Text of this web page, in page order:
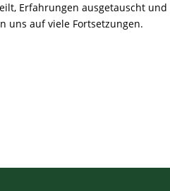
Erfahrungen ausgetauscht
uns auf viele Fortsetzungen.